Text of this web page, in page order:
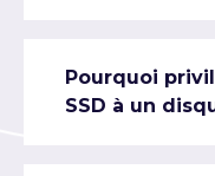
Pourquoi
SSD à un